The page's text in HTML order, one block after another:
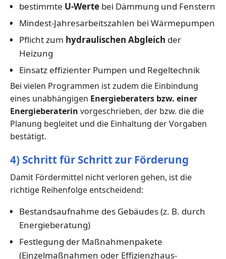
bestimmte U-Wertebei Dämmung und Fenstern
Mindest-Jahresarbeitszahlen bei Wärmepumpen
Pflicht zum hydraulischen Abgleich der
Heizung
Einsatz effizienter Pumpen und Regeltechnik
Bei vielen Programmen ist zudem die Einbindung
eines unabhängigen Energieberaters bzw. einer
Energieberaterin vorgeschrieben, der bzw. die die
Planung begleitet und die Einhaltung der Vorgaben
bestätigt.
4) Schritt für Schritt zur Förderung
Damit Fördermittel nicht verloren gehen, ist die
richtige Reihenfolge entscheidend:
Bestandsaufnahme des Gebäudes (z. B. durch
Energieberatung)
Festlegung der Maßnahmenpakete
(Einzelmaßnahmen oder Effizienzhaus-